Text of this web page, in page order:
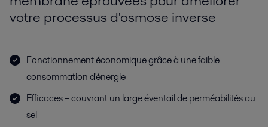
votre processus d'osmose inverse
Fonctionnement économique grâce à une faible
consommation d'énergie
Efficaces – couvrant un large éventail de perméabilités au
sel